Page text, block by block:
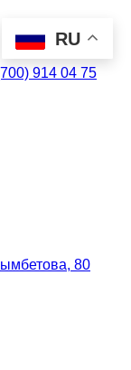
914 04 75
80
RU